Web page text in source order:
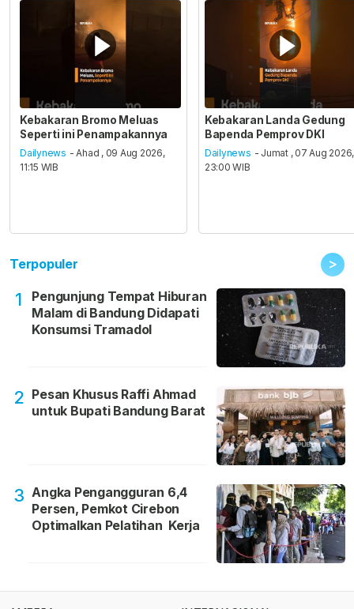
Kebakaran Bromo Meluas
Seperti ini Penampakannya
Dailynews - Ahad , 09 Aug 2026,
11:15 WIB
Kebakaran Landa Gedung
Bapenda Pemprov DKI
Dailynews - Jumat , 07 Aug 2026,
23:00 WIB
Terpopuler >
1
Pengunjung Tempat Hiburan
Malam di Bandung Didapati
Konsumsi Tramadol
2 Pesan Khusus Raffi Ahmad
untuk Bupati Bandung Barat
3 Angka Pengangguran 6,4
Persen, Pemkot Cirebon
Optimalkan Pelatihan Kerja